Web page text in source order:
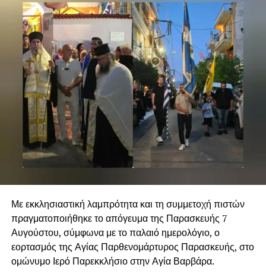
Με εκκλησιαστική λαμπρότητα και τη συμμετοχή πιστών
πραγματοποιήθηκε το απόγευμα της Παρασκευής 7
Αυγούστου, σύμφωνα με το παλαιό ημερολόγιο, ο
εορτασμός της Αγίας Παρθενομάρτυρος Παρασκευής, στο
ομώνυμο Ιερό Παρεκκλήσιο στην Αγία Βαρβάρα.